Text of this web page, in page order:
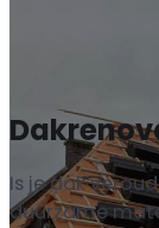
Is je dak
duurzame